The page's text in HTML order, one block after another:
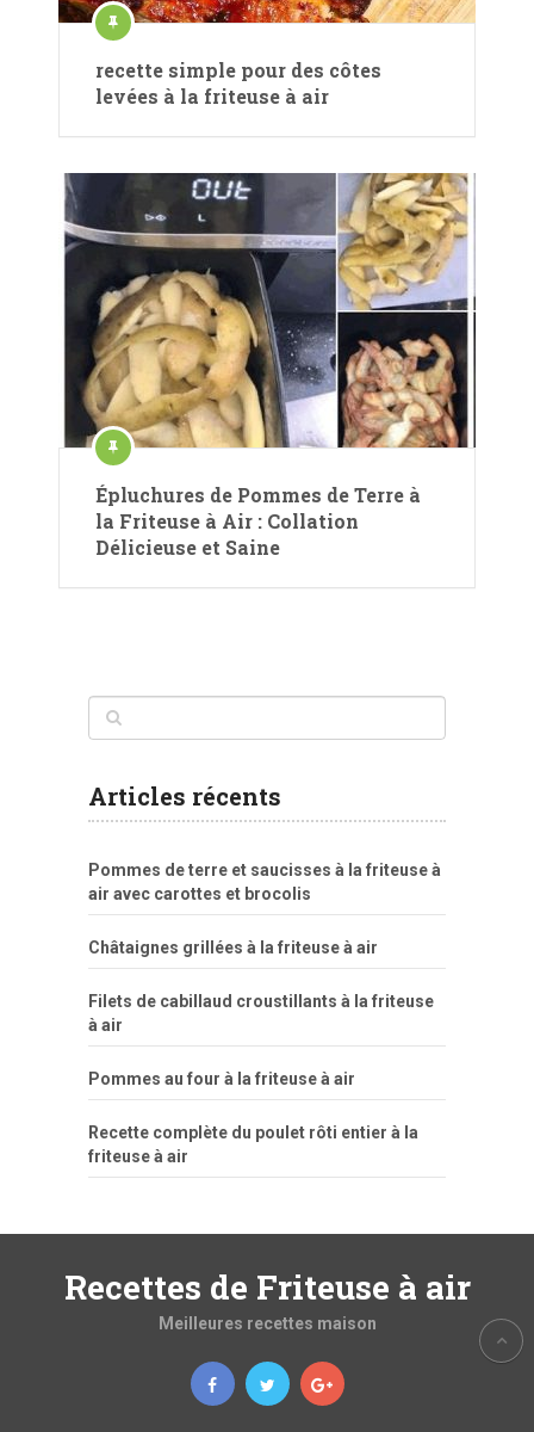
recette simple pour des côtes
levées à la friteuse à air
Épluchures de Pommes de Terre à
la Friteuse à Air : Collation
Délicieuse et Saine
Articles récents
Pommes de terre et saucisses à la friteuse à
air avec carottes et brocolis
Châtaignes grillées à la friteuse à air
Filets de cabillaud croustillants à la friteuse
à air
Pommes au four à la friteuse à air
Recette complète du poulet rôti entier à la
friteuse à air
Recettes de Friteuse à air
Meilleures recettes maison